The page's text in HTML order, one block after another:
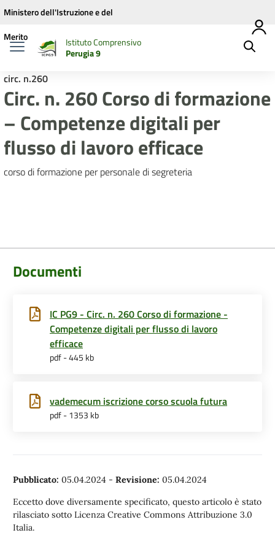
Vai ai contenuti
Vai al menu di navigazione
Vai al footer
Ministero dell'Istruzione e del
Merito
Istituto Comprensivo
Perugia 9
circ. n.260
Circ. n. 260 Corso di formazione
– Competenze digitali per
flusso di lavoro efficace
corso di formazione per personale di segreteria
Documenti
IC PG9 - Circ. n. 260 Corso di formazione -
Competenze digitali per flusso di lavoro
efficace
pdf - 445 kb
vademecum iscrizione corso scuola futura
pdf - 1353 kb
Pubblicato: 05.04.2024 - Revisione: 05.04.2024
Eccetto dove diversamente specificato, questo articolo è stato
rilasciato sotto Licenza Creative Commons Attribuzione 3.0
Italia.